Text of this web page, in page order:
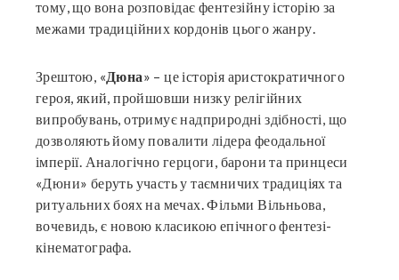
тому, що вона розповідає фентезійну історію за
межами традиційних кордонів цього жанру.
Зрештою, «Дюна» – це історія аристократичного
героя, який, пройшовши низку релігійних
випробувань, отримує надприродні здібності, що
дозволяють йому повалити лідера феодальної
імперії. Аналогічно герцоги, барони та принцеси
«Дюни» беруть участь у таємничих традиціях та
ритуальних боях на мечах. Фільми Вільньова,
вочевидь, є новою класикою епічного фентезі-
кінематографа.